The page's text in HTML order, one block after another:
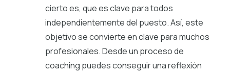
cierto es, que es clave para todos
independientemente del puesto. Así, este
objetivo se convierte en clave para muchos
profesionales. Desde un proceso de
coaching puedes conseguir una reflexión